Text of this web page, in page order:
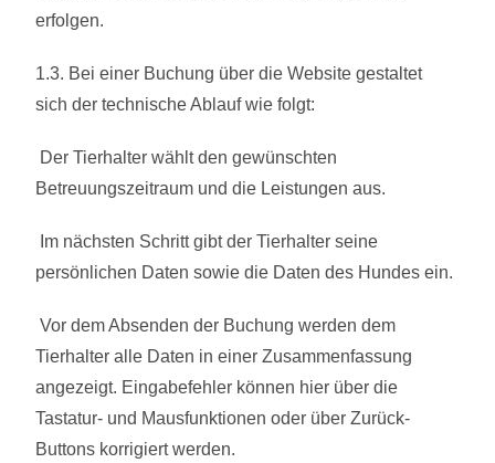
erfolgen.
1.3. Bei einer Buchung über die Website gestaltet
sich der technische Ablauf wie folgt:
Der Tierhalter wählt den gewünschten
Betreuungszeitraum und die Leistungen aus.
Im nächsten Schritt gibt der Tierhalter seine
persönlichen Daten sowie die Daten des Hundes ein.
Vor dem Absenden der Buchung werden dem
Tierhalter alle Daten in einer Zusammenfassung
angezeigt. Eingabefehler können hier über die
Tastatur- und Mausfunktionen oder über Zurück-
Buttons korrigiert werden.